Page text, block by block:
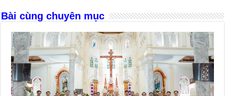
k
Bài cùng chuyên mục